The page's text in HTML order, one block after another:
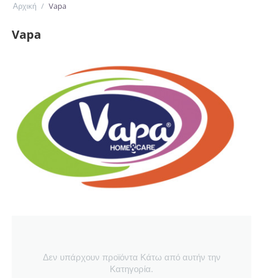
Αρχική / Vapa
Vapa
Δεν υπάρχουν προϊόντα Κάτω από αυτήν την
Κατηγορία.